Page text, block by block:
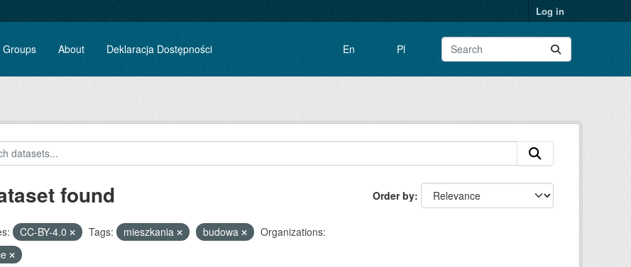
Log in
Groups About Deklaracja Dostępności En Pl
Order by
found
CC-BY-4.0 Tags: mieszkania budowa
Organizations: